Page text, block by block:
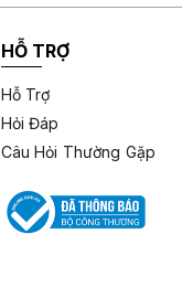
HỖ TRỢ
Hỗ Trợ
Hỏi Đáp
Câu Hỏi Thường Gặp